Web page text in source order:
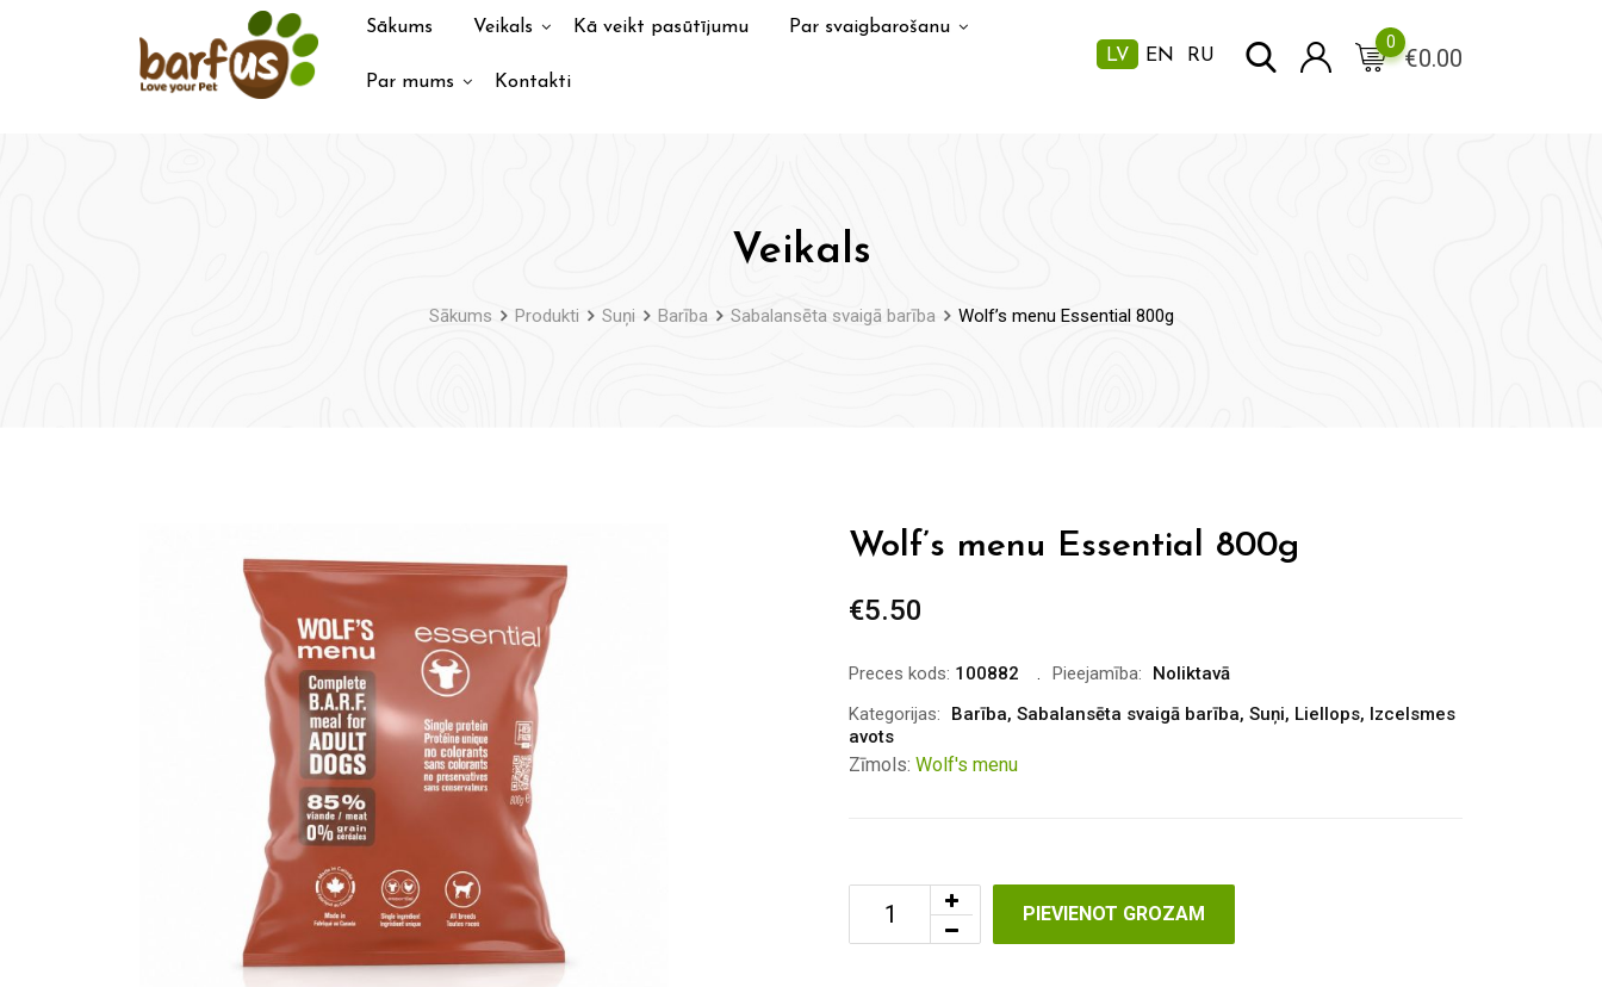
Sākums Veikals Kā veikt pasūtījumu Par svaigbarošanu
Par mums Kontakti
LV EN RU €0.00
0
Veikals
Sākums Produkti Suņi Barība Sabalansēta svaigā barība Wolf’s menu Essential 800g
Wolf’s menu Essential 800g
€5.50
Preces kods: 100882 Pieejamība:
Noliktavā
Kategorijas:
Barība, Sabalansēta svaigā barība, Suņi, Liellops, Izcelsmes
avots
Zīmols: Wolf's menu
PIEVIENOT GROZAM